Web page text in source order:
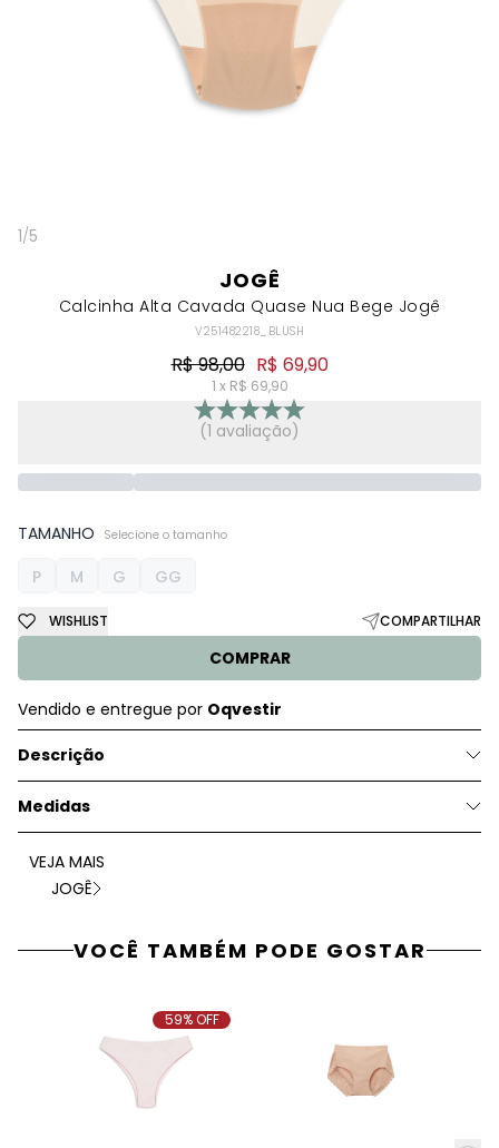
1/5
JOGÊ
Calcinha Alta Cavada Quase Nua Bege Jogê
V251482218_BLUSH
R$ 98,00 R$ 69,90
1 x R$ 69,90
(1 avaliação)
TAMANHO Selecione o tamanho
P M G GG
COMPRAR
WISHLIST COMPARTILHAR
Vendido e entregue por Oqvestir
Descrição
Medidas
VEJA MAIS
JOGÊ
VOCÊ TAMBÉM PODE GOSTAR
59% OFF